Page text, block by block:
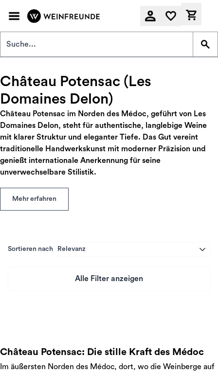
Château Potensac (Les
Domaines Delon)
Château Potensac im Norden des Médoc, geführt von Les
Domaines Delon, steht für authentische, langlebige Weine
mit klarer Struktur und eleganter Tiefe. Das Gut vereint
traditionelle Handwerkskunst mit moderner Präzision und
genießt internationale Anerkennung für seine
unverwechselbare Stilistik.
Mehr erfahren
Sortieren nach Relevanz
Alle Filter anzeigen
Château Potensac: Die stille Kraft des Médoc
Im äußersten Norden des Médoc, dort, wo die Weinberge auf